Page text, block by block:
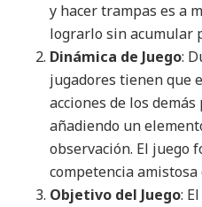
y hacer trampas es a
lograrlo sin acumular
Dinámica de Juego:
jugadores tienen que
acciones de los
añadiendo un
observación. El juego
competencia
Objetivo del Juego: